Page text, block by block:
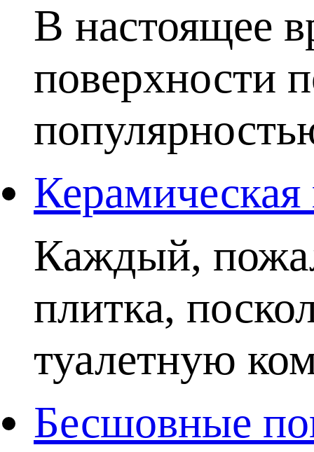
В настоящее
поверхности
Каждый,
плитка,
туалетную
Бесшовные